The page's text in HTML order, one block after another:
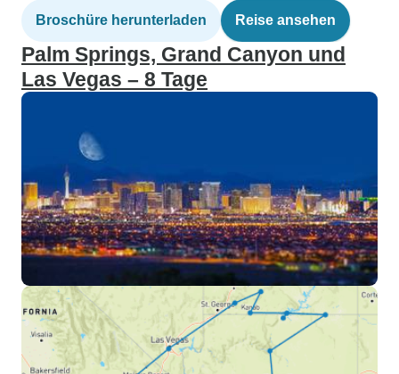
Broschüre herunterladen Reise ansehen
Palm Springs, Grand Canyon und
Las Vegas – 8 Tage